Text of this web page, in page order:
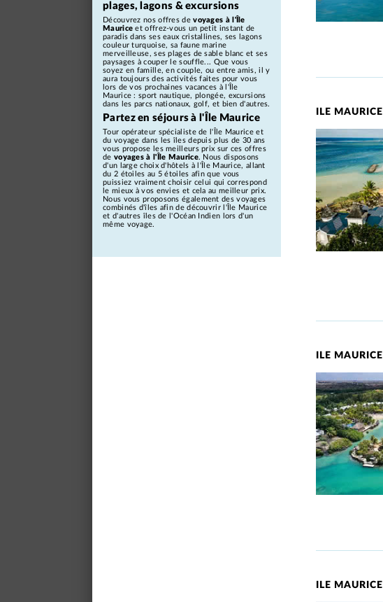
ILE MAURICE
ILE MAURICE
ILE MAURICE
plages, lagons & excursions
Découvrez nos offres devoyages à l'Île
Maurice et offrez-vous un petit instant de
paradis dans ses eaux cristallines, ses lagons
couleur turquoise, sa faune marine
merveilleuse, ses plages de sable blanc et ses
paysages à couper le souffle... Que vous
soyez en famille, en couple, ou entre amis, il y
aura toujours des activités faites pour vous
lors de vos prochaines vacances à l'Île
Maurice : sport nautique, plongée, excursions
dans les parcs nationaux, golf, et bien d'autres.
Partez en séjours à l'Île Maurice
Tour opérateur spécialiste de l'Île Maurice et
du voyage dans les îles depuis plus de 30 ans
vous propose les meilleurs prix sur ces offres
de voyages à l'Île Maurice. Nous disposons
d'un large choix d'hôtels à l'Île Maurice, allant
du 2 étoiles au 5 étoiles afin que vous
puissiez vraiment choisir celui qui correspond
le mieux à vos envies et cela au meilleur prix.
Nous vous proposons également des voyages
combinés d'îles afin de découvrir l'Île Maurice
et d'autres îles de l'Océan Indien lors d'un
même voyage.